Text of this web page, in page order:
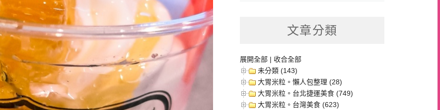
文章分類
展開全部 | 收合全部
未分類 (143)
大胃米粒。懶人包整理 (28)
大胃米粒。台北捷運美食 (749)
大胃米粒。台灣美食 (623)